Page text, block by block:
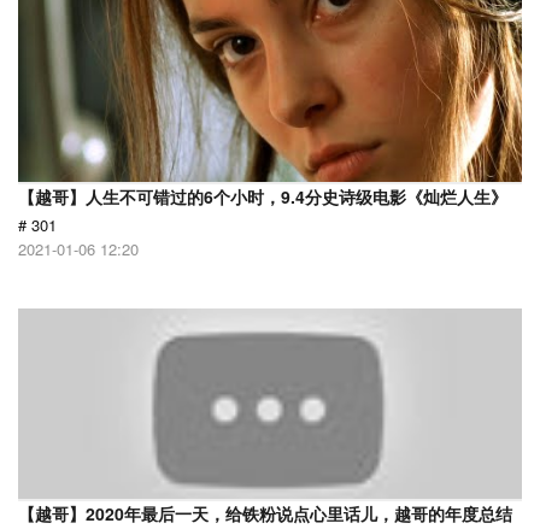
【越哥】人生不可错过的6个小时，9.4分史诗级电影《灿烂人生》
# 301
2021-01-06 12:20
【越哥】2020年最后一天，给铁粉说点心里话儿，越哥的年度总结